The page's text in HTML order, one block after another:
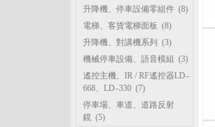
升降機、停車設備零組件 (8)
電梯、客貨電梯面板 (8)
升降機、對講機系列
(3)
機械停車設備、語音模組 (3)
遙控主機、IR / RF遙控器LD–
668、LD–330 (7)
停車場、車道、道路反射
鏡 (5)